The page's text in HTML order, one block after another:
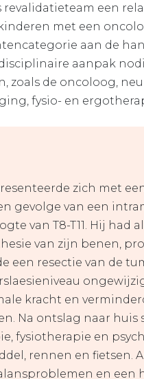
een
met een
aan de
aanpak
zoals de oncoloog,
fysio- en
zich met
gevolge van een
van T8-T11. Hij had
van zijn benen,
een resectie van de
kracht en
Na ontslag naar
fysiotherapie en
rennen en fietsen.
en een